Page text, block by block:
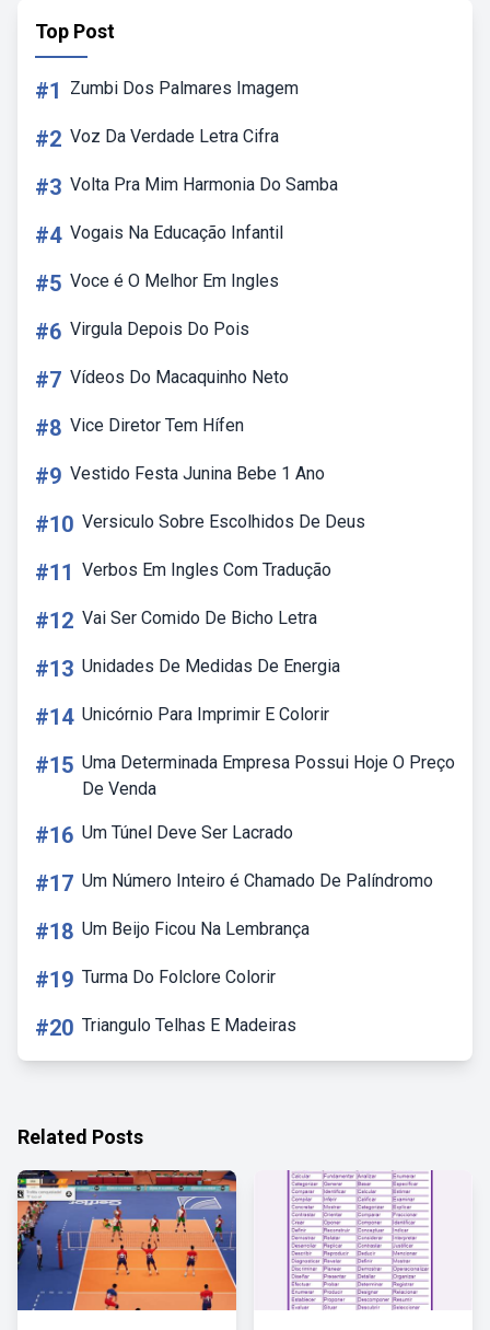
Top Post
#1 Zumbi Dos Palmares Imagem
#2 Voz Da Verdade Letra Cifra
#3 Volta Pra Mim Harmonia Do Samba
#4 Vogais Na Educação Infantil
#5 Voce é O Melhor Em Ingles
#6 Virgula Depois Do Pois
#7 Vídeos Do Macaquinho Neto
#8 Vice Diretor Tem Hífen
#9 Vestido Festa Junina Bebe 1 Ano
#10 Versiculo Sobre Escolhidos De Deus
#11 Verbos Em Ingles Com Tradução
#12 Vai Ser Comido De Bicho Letra
#13 Unidades De Medidas De Energia
#14 Unicórnio Para Imprimir E Colorir
#15 Uma Determinada Empresa Possui Hoje O Preço
De Venda
#16 Um Túnel Deve Ser Lacrado
#17 Um Número Inteiro é Chamado De Palíndromo
#18 Um Beijo Ficou Na Lembrança
#19 Turma Do Folclore Colorir
#20 Triangulo Telhas E Madeiras
Related Posts